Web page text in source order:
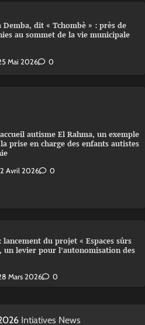
Demba, dit « Tchombè » : près de
au sommet de la vie municipale
Mai 2026 0
autisme El Rahma, un exemple
prise en charge des enfants autistes
Avril 2026 0
du projet « Espaces sûrs
un levier pour l’autonomisation des
Mars 2026 0
Intiatives News